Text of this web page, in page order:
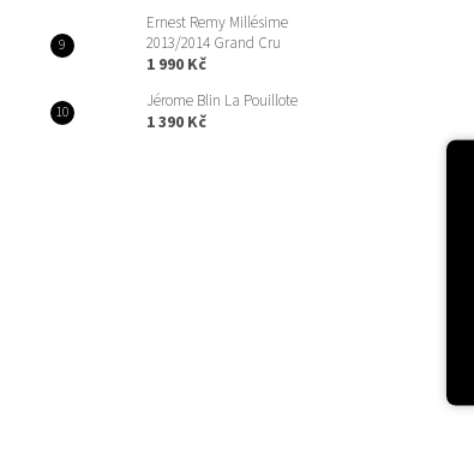
Ernest Remy Millésime
2013/2014 Grand Cru
1 990 Kč
Jérome Blin La Pouillote
1 390 Kč